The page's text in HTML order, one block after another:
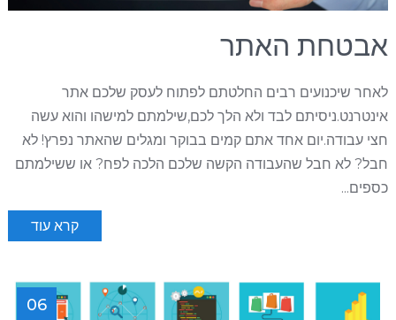
אבטחת האתר
לאחר שיכנועים רבים החלטתם לפתוח לעסק שלכם אתר
אינטרנט.ניסיתם לבד ולא הלך לכם,שילמתם למישהו והוא עשה
חצי עבודה.יום אחד אתם קמים בבוקר ומגלים שהאתר נפרץ! לא
חבל? לא חבל שהעבודה הקשה שלכם הלכה לפח? או ששילמתם
כספים...
קרא עוד
06